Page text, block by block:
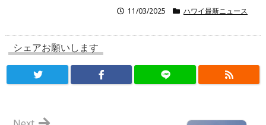
11/03/2025 ハワイ最新ニュース
シェアお願いします